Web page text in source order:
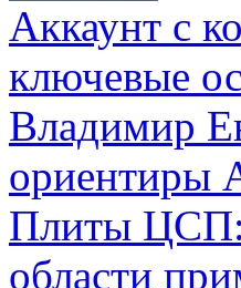
Аккаунт с
ключевые
Владимир
ориентиры
Плиты ЦСП:
области